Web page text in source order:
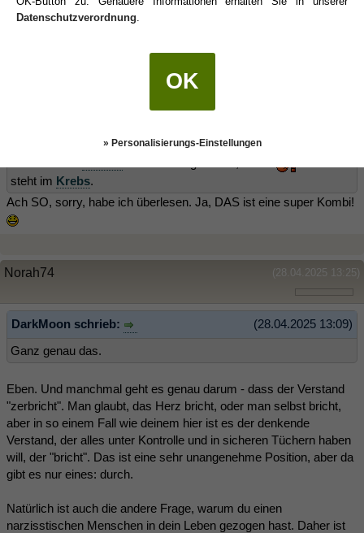
DarkMoon schrieb:
steht im Krebs.
Ach SO, sorry, habe ich überlesen. Ja, DAS ist eine super Kombi!
(28.04.2025 13:25)
Norah74
(28.04.2025 13:09)
DarkMoon schrieb:
Ganz genau das.
Eben. Und manchmal geht es genau darum - dass der Verstand
"zerbricht". Man glaubt, das Herz bricht, oder man selbst bricht,
aber in so einem Fall wie deinem hier ist es der denkende
Verstand, der alles unter Kontrolle und in sicheren Tüchern haben
will, der "bricht". Das ist eine sehr unangenehme Position, aber da
gibt es nur eines: durch.
Natürlich ist auch die andere Frage, warum du einen
narzisstischen Menschen in dein Leben gezogen hast. Daher ist
Datenschutzverordnung
OK
» Personalisierungs-Einstellungen